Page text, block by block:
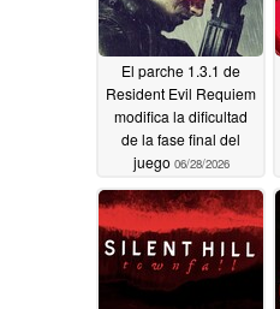
El parche 1.3.1 de
Resident Evil Requiem
modifica la dificultad
de la fase final del
juego 06/28/2026